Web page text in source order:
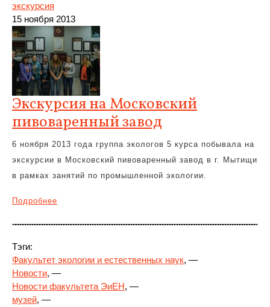
экскурсия
15 ноября 2013
Экскурсия на Московский
пивоваренный завод
6 ноября 2013 года группа экологов 5 курса побывала на
экскурсии в Московский пивоваренный завод в г. Мытищи
в рамках занятий по промышленной экологии.
Подробнее
Тэги:
Факультет экологии и естественных наук, —
Новости, —
Новости факультета ЭиЕН, —
музей, —